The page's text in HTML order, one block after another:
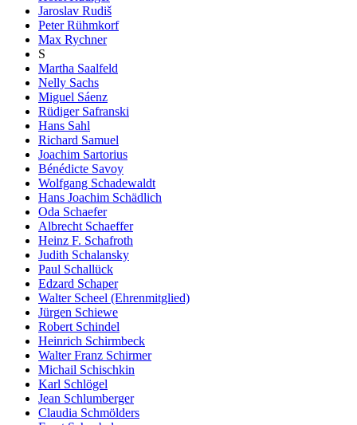
Jaroslav Rudiš
Peter Rühmkorf
Max Rychner
S
Martha Saalfeld
Nelly Sachs
Miguel Sáenz
Rüdiger Safranski
Hans Sahl
Richard Samuel
Joachim Sartorius
Bénédicte Savoy
Wolfgang Schadewaldt
Hans Joachim Schädlich
Oda Schaefer
Albrecht Schaeffer
Heinz F. Schafroth
Judith Schalansky
Paul Schallück
Edzard Schaper
Walter Scheel (Ehrenmitglied)
Jürgen Schiewe
Robert Schindel
Heinrich Schirmbeck
Walter Franz Schirmer
Michail Schischkin
Karl Schlögel
Jean Schlumberger
Claudia Schmölders